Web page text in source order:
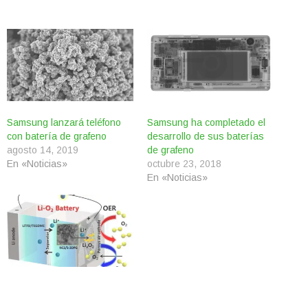
Samsung lanzará teléfono
con batería de grafeno
agosto 14, 2019
En «Noticias»
Samsung ha completado el
desarrollo de sus baterías
de grafeno
octubre 23, 2018
En «Noticias»